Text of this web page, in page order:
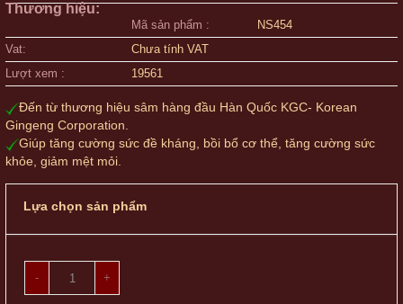
Thương hiệu:
Mã sản phẩm :
NS454
Vat:
Chưa tính VAT
Lượt xem :
19561
Đến từ thương hiệu sâm hàng đầu Hàn Quốc KGC- Korean
Gingeng Corporation.
Giúp tăng cường sức đề kháng, bồi bổ cơ thể, tăng cường sức
khỏe, giảm mệt mỏi.
Lựa chọn sản phẩm
- +